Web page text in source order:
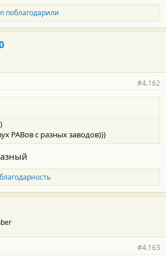
поблагодарили
#4.162
РАВов с разных заводов)))
#4.163